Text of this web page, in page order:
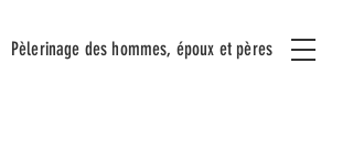
Pèlerinage des hommes, époux et pères